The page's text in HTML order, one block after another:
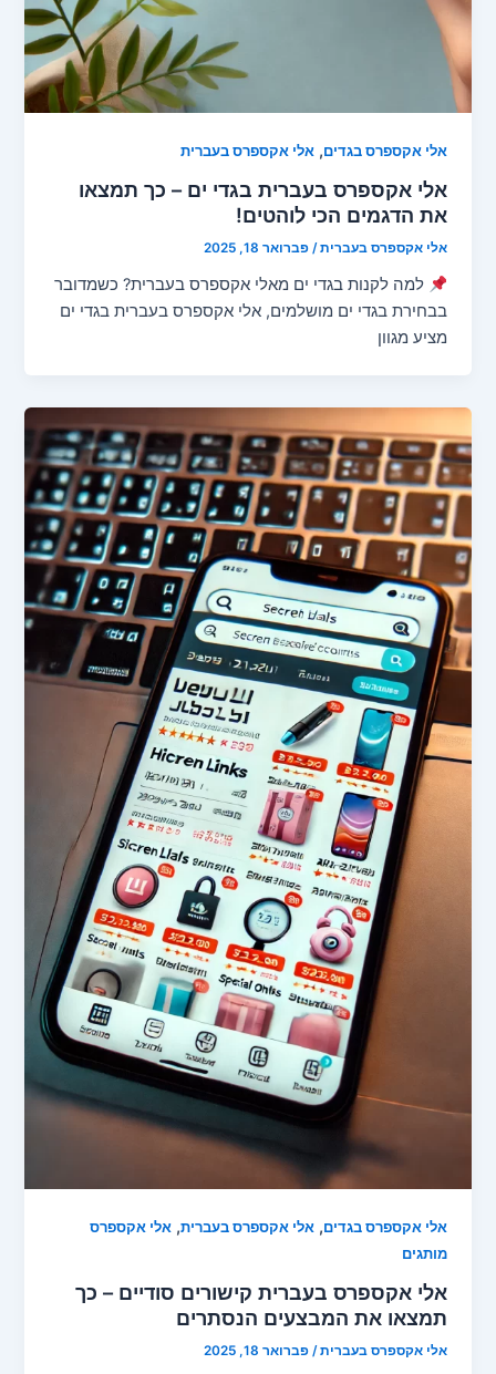
אלי אקספרס בגדים,אלי אקספרס בעברית
אלי אקספרס בעברית בגדי ים – כך תמצאו
את הדגמים הכי לוהטים!
אלי אקספרס בעברית/פברואר 18, 2025
למה לקנות בגדי ים מאלי אקספרס בעברית? כשמדובר
בבחירת בגדי ים מושלמים, אלי אקספרס בעברית בגדי ים
מציע מגוון
אלי אקספרס בגדים,אלי אקספרס בעברית,אלי אקספרס
מותגים
אלי אקספרס בעברית קישורים סודיים – כך
תמצאו את המבצעים הנסתרים
אלי אקספרס בעברית/פברואר 18, 2025